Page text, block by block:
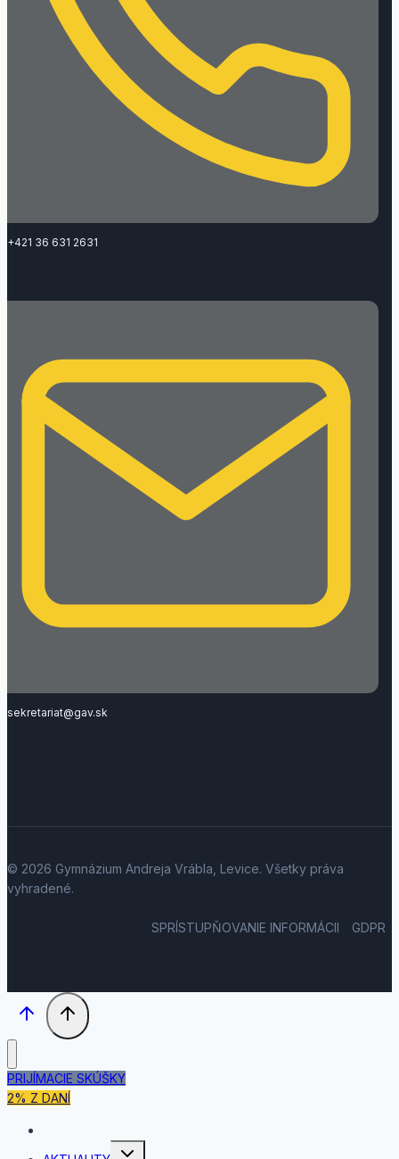
+421 36 631 2631
sekretariat@gav.sk
© 2026 Gymnázium Andreja Vrábla, Levice. Všetky práva
vyhradené.
SPRÍSTUPŇOVANIE INFORMÁCII GDPR
PRIJÍMACIE SKÚŠKY
2% Z DANÍ
Toggle